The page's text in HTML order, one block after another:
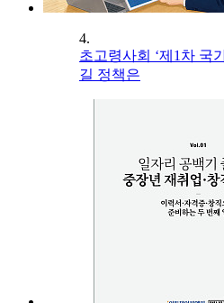
4.
초고령사회 ‘제1차 국
길 정책은